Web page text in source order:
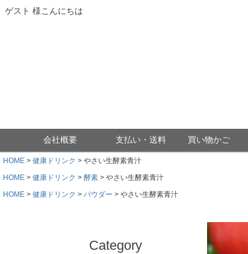
ゲスト 様こんにちは
会社概要 支払い・送料 買い物かご
HOME 健康ドリンク
やさい生酵素青汁
HOME
健康ドリンク 酵素
やさい生酵素青汁
HOME
健康ドリンク パウダー やさい生酵素青汁
Category